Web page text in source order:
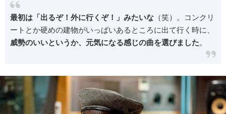
最初は「出るぞ！外に行くぞ！」みたいな （笑）。コンクリ
ートとか硬めの建物がいっぱいあるところに出て行く時に、
威勢のいいというか、元気になる感じの曲を選びました。